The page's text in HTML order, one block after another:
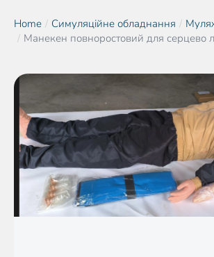
You are here:
Home Симуляційне обладнання
Манекен повноростовий для серцево